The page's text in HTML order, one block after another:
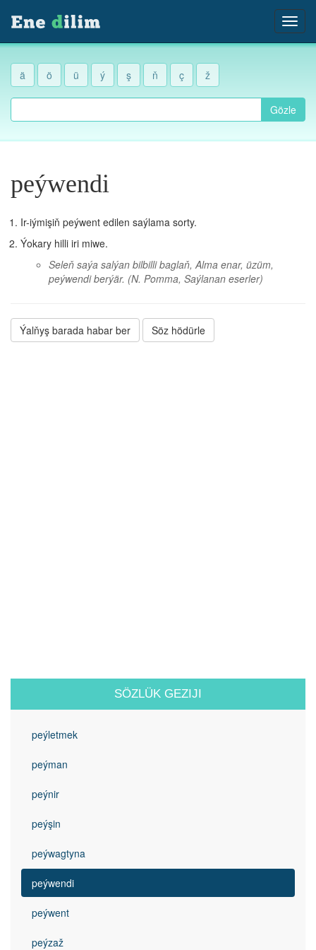
ä ö ü ý ş ň ç ž
Gözle
peýwendi
Ir-iýmişiň peýwent edilen saýlama sorty.
Ýokary hilli iri miwe.
Seleň saýa salýan bilbilli baglaň, Alma enar, üzüm,
peýwendi berýär. (N. Pomma, Saýlanan eserler)
Ýalňyş barada habar ber Söz hödürle
SÖZLÜK GEZIJI
peýletmek
peýman
peýnir
peýşin
peýwagtyna
peýwendi
peýwent
peýzaž